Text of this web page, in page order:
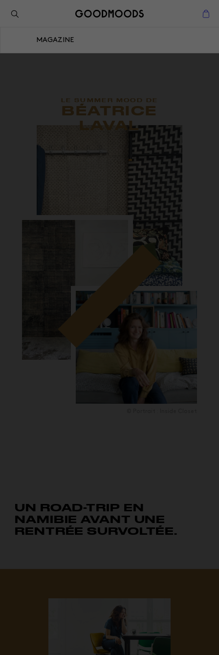
MAGAZINE
LE SUMMER MOOD DE
BÉATRICE
LAVAL
UN ROAD-TRIP EN
NAMIBIE AVANT UNE
RENTRÉE SURVOLTÉE.
Retour à l'inspiration